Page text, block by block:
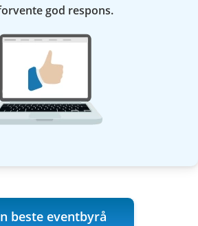
god respons.
beste eventbyrå